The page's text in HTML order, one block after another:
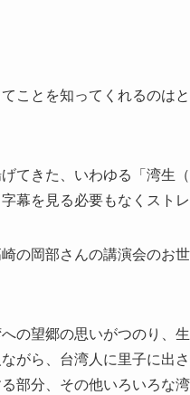
ことを知ってくれるのはと
てきた、いわゆる「湾生
幕を見る必要もなくスト
の岡部さんの講演会のお
の望郷の思いがつのり、
がら、台湾人に里子に出
部分、その他いろいろな